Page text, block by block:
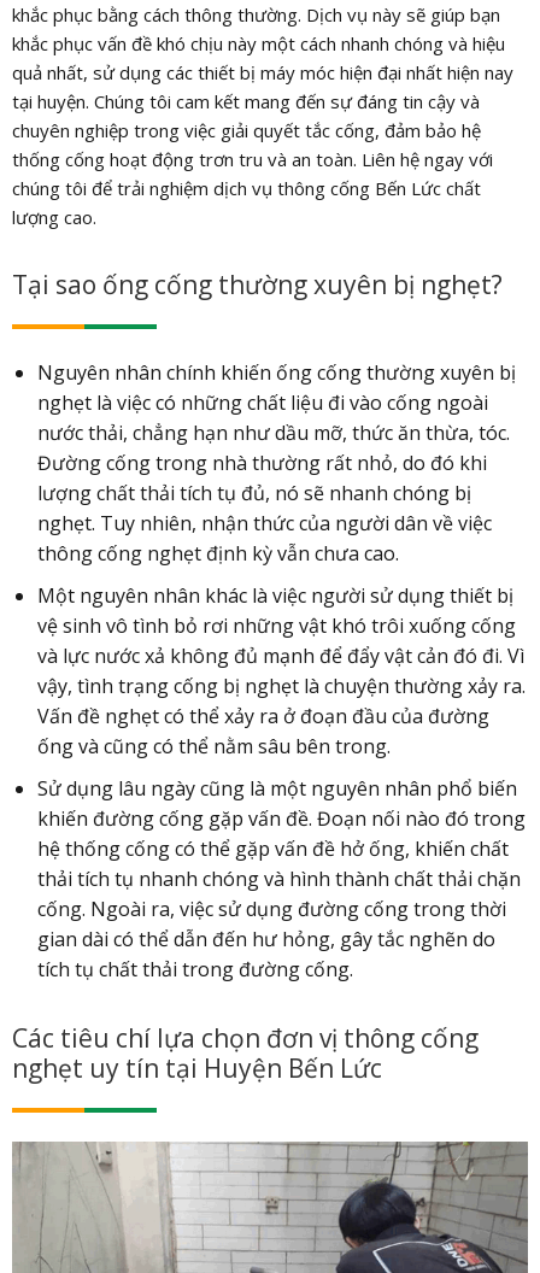
khắc phục bằng cách thông thường. Dịch vụ này sẽ giúp bạn
khắc phục vấn đề khó chịu này một cách nhanh chóng và hiệu
quả nhất, sử dụng các thiết bị máy móc hiện đại nhất hiện nay
tại huyện. Chúng tôi cam kết mang đến sự đáng tin cậy và
chuyên nghiệp trong việc giải quyết tắc cống, đảm bảo hệ
thống cống hoạt động trơn tru và an toàn. Liên hệ ngay với
chúng tôi để trải nghiệm dịch vụ thông cống Bến Lức chất
lượng cao.
Tại sao ống cống thường xuyên bị nghẹt?
Nguyên nhân chính khiến ống cống thường xuyên bị
nghẹt là việc có những chất liệu đi vào cống ngoài
nước thải, chẳng hạn như dầu mỡ, thức ăn thừa, tóc.
Đường cống trong nhà thường rất nhỏ, do đó khi
lượng chất thải tích tụ đủ, nó sẽ nhanh chóng bị
nghẹt. Tuy nhiên, nhận thức của người dân về việc
thông cống nghẹt định kỳ vẫn chưa cao.
Một nguyên nhân khác là việc người sử dụng thiết bị
vệ sinh vô tình bỏ rơi những vật khó trôi xuống cống
và lực nước xả không đủ mạnh để đẩy vật cản đó đi. Vì
vậy, tình trạng cống bị nghẹt là chuyện thường xảy ra.
Vấn đề nghẹt có thể xảy ra ở đoạn đầu của đường
ống và cũng có thể nằm sâu bên trong.
Sử dụng lâu ngày cũng là một nguyên nhân phổ biến
khiến đường cống gặp vấn đề. Đoạn nối nào đó trong
hệ thống cống có thể gặp vấn đề hở ống, khiến chất
thải tích tụ nhanh chóng và hình thành chất thải chặn
cống. Ngoài ra, việc sử dụng đường cống trong thời
gian dài có thể dẫn đến hư hỏng, gây tắc nghẽn do
tích tụ chất thải trong đường cống.
Các tiêu chí lựa chọn đơn vị thông cống
nghẹt uy tín tại Huyện Bến Lức